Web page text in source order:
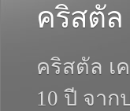
คริสตัล
คริสตัล เ
10 ปี จา